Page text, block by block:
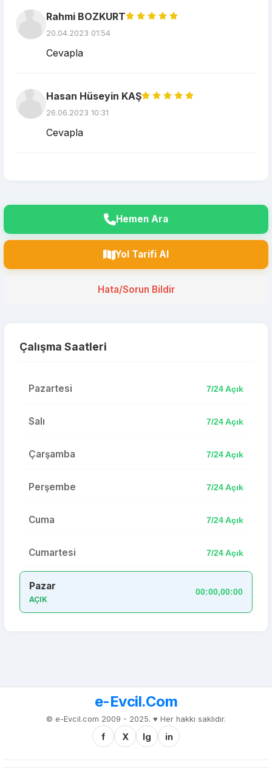
Rahmi BOZKURT
20.04.2023 01:54
Cevapla
Hasan Hüseyin KAŞ
26.06.2023 10:31
Cevapla
Hemen Ara
Yol Tarifi Al
Hata/Sorun Bildir
Çalışma Saatleri
Pazartesi 7/24 Açık
Salı 7/24 Açık
Çarşamba 7/24 Açık
Perşembe 7/24 Açık
Cuma 7/24 Açık
Cumartesi 7/24 Açık
Pazar
AÇIK
00:00,00:00
e-Evcil.Com
© e-Evcil.com 2009 - 2025. ♥️ Her hakkı saklıdır.
f X Ig in